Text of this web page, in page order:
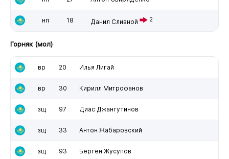
нп 18 Данил Сливной 2
Горняк (мол)
вр 20 Илья Лигай
вр 30 Кирилл Митрофанов
зщ 97 Диас Джангутинов
зщ 33 Антон Жабаровский
зщ 93 Берген Жусупов